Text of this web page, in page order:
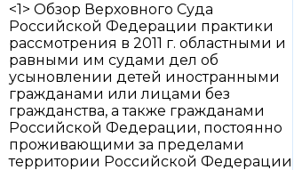
<1> Обзор Верховного Суда
Российской Федерации практики
рассмотрения в 2011 г. областными и
равными им судами дел об
усыновлении детей иностранными
гражданами или лицами без
гражданства, а также гражданами
Российской Федерации, постоянно
проживающими за пределами
территории Российской Федерации